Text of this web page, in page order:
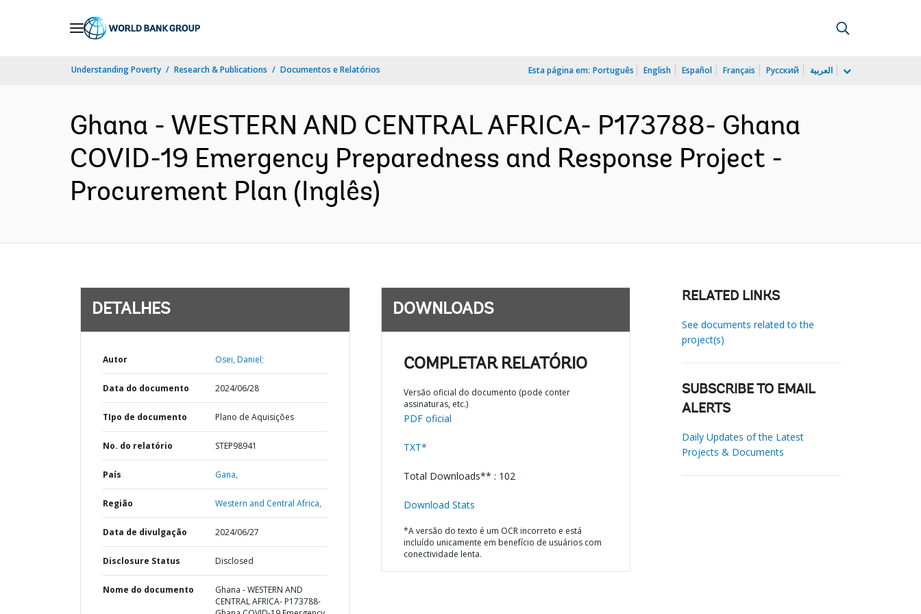
Understanding Poverty Research & Publications Documentos e Relatórios Esta página em: Português English Español Français Русский العربية
Ghana - WESTERN AND CENTRAL AFRICA- P173788- Ghana
COVID-19 Emergency Preparedness and Response Project -
Procurement Plan (Inglês)
DETALHES
Autor Osei, Daniel;
Data do documento 2024/06/28
TIpo de documento Plano de Aquisições
No. do relatório STEP98941
País Gana,
Região Western and Central Africa,
Data de divulgação 2024/06/27
Disclosure Status Disclosed
Nome do documento
Ghana - WESTERN AND
CENTRAL AFRICA- P173788-
DOWNLOADS
COMPLETAR RELATÓRIO
Versão oficial do documento (pode conter
assinaturas, etc.)
PDF oficial
TXT*
Total Downloads** : 102
Download Stats
*A versão do texto é um OCR incorreto e está
incluído unicamente em benefício de usuários com
conectividade lenta.
RELATED LINKS
See documents related to the
project(s)
SUBSCRIBE TO EMAIL
ALERTS
Daily Updates of the Latest
Projects & Documents